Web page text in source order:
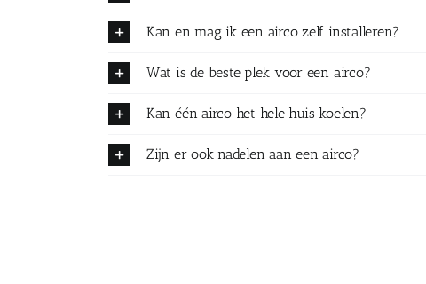
Kan en mag ik een airco zelf installeren?
Wat is de beste plek voor een airco?
Kan één airco het hele huis koelen?
Zijn er ook nadelen aan een airco?